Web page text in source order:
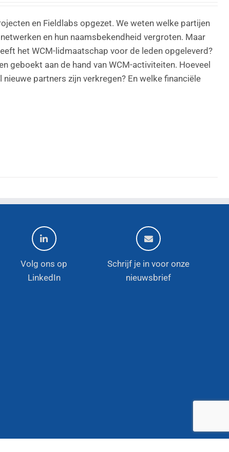
en Fieldlabs opgezet. We weten welke partijen
en hun naamsbekendheid vergroten. Maar
het WCM-lidmaatschap voor de leden opgeleverd?
geboekt aan de hand van WCM-activiteiten. Hoeveel
partners zijn verkregen? En welke financiële
Volg ons op
LinkedIn
Schrijf je in voor onze
nieuwsbrief